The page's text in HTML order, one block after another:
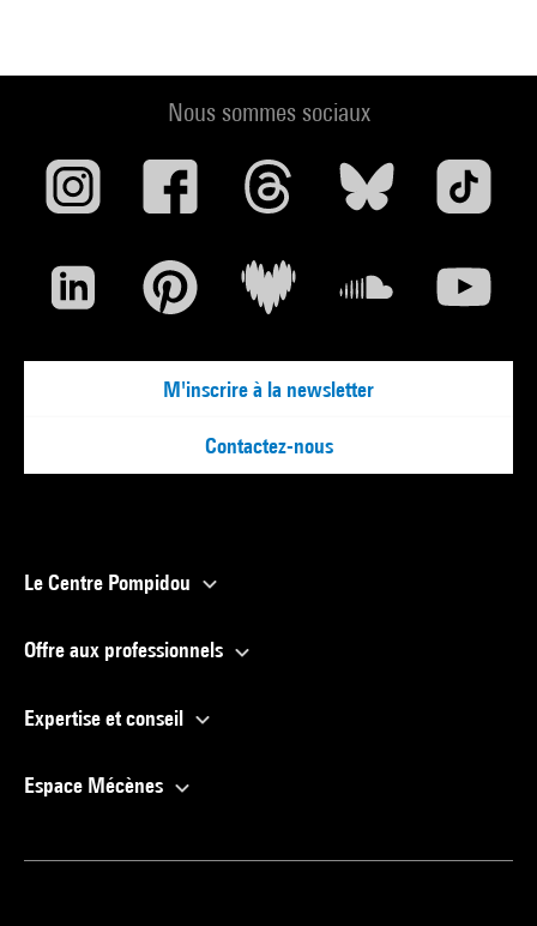
Nous sommes sociaux
M'inscrire à la newsletter
Contactez-nous
Le Centre Pompidou
Offre aux professionnels
Expertise et conseil
Espace Mécènes